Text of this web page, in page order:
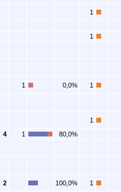
1
1
1 0,0% 1
1
4 1
80,0%
2 100,0% 1